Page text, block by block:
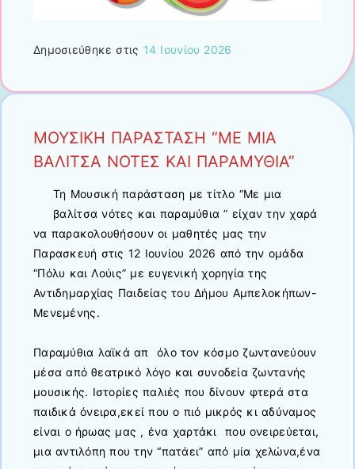
Δημοσιεύθηκε στις 14 Ιουνίου 2026
ΜΟΥΣΙΚΗ ΠΑΡΑΣΤΑΣΗ “ΜΕ ΜΙΑ
ΒΑΛΙΤΣΑ ΝΟΤΕΣ ΚΑΙ ΠΑΡΑΜΥΘΙΑ”
Τη Μουσική παράσταση με τίτλο “Με μια
βαλίτσα νότες και παραμύθια ” είχαν την χαρά
να παρακολουθήσουν οι μαθητές μας την
Παρασκευή στις 12 Ιουνίου 2026 από την ομάδα
“Πόλυ και Λούις” με ευγενική χορηγία της
Αντιδημαρχίας Παιδείας του Δήμου Αμπελοκήπων-
Μενεμένης.
Παραμύθια λαϊκά απ όλο τον κόσμο ζωντανεύουν
μέσα από θεατρικό λόγο και συνοδεία ζωντανής
μουσικής. Ιστορίες παλιές που δίνουν φτερά στα
παιδικά όνειρα,εκεί που ο πιό μικρός κι αδύναμος
είναι ο ήρωας μας , ένα χαρτάκι που ονειρεύεται,
μια αντιλόπη που την “πατάει” από μία χελώνα,ένα